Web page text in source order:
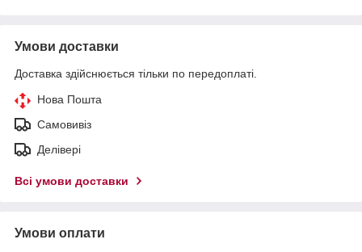
Умови доставки
Доставка здійснюється тільки по передоплаті.
Нова Пошта
Самовивіз
Делівері
Всі умови доставки
Умови оплати